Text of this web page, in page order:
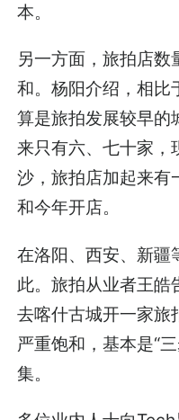
本。
另一方面，旅拍店
和。杨阳介绍，相比
算是旅拍发展较早的
来只有六、七十家，
沙，旅拍店加起来有
和今年开店。
在洛阳、西安、新疆
此。旅拍从业者王皓
去喀什古城开一家旅
严重饱和，基本是“
集。